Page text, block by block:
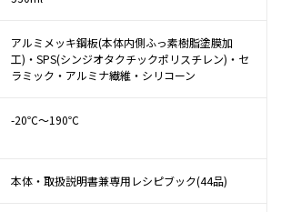
アルミメッキ鋼板(本体内側ふっ素樹脂塗膜加
工)・SPS(シンジオタクチックポリスチレン)・セ
ラミック・アルミナ繊維・シリコーン
-20℃〜190℃
本体・取扱説明書兼専用レシピブック(44品)